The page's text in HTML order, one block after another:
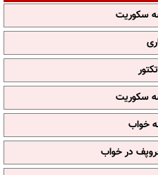
سکوریت
سکوریت
خواب
در خواب